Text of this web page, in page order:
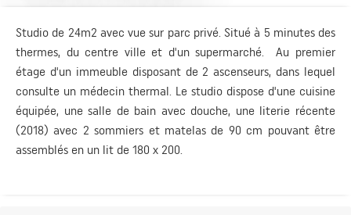
Studio de 24m2 avec vue sur parc privé. Situé à 5 minutes des
thermes, du centre ville et d'un supermarché. Au premier
étage d'un immeuble disposant de 2 ascenseurs, dans lequel
consulte un médecin thermal. Le studio dispose d'une cuisine
équipée, une salle de bain avec douche, une literie récente
(2018) avec 2 sommiers et matelas de 90 cm pouvant être
assemblés en un lit de 180 x 200.